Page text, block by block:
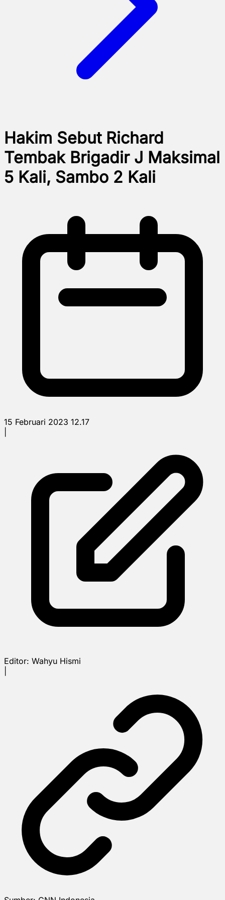
Hakim Sebut Richard
Tembak Brigadir J Maksimal
5 Kali, Sambo 2 Kali
15 Februari 2023 12.17
Editor: Wahyu Hismi